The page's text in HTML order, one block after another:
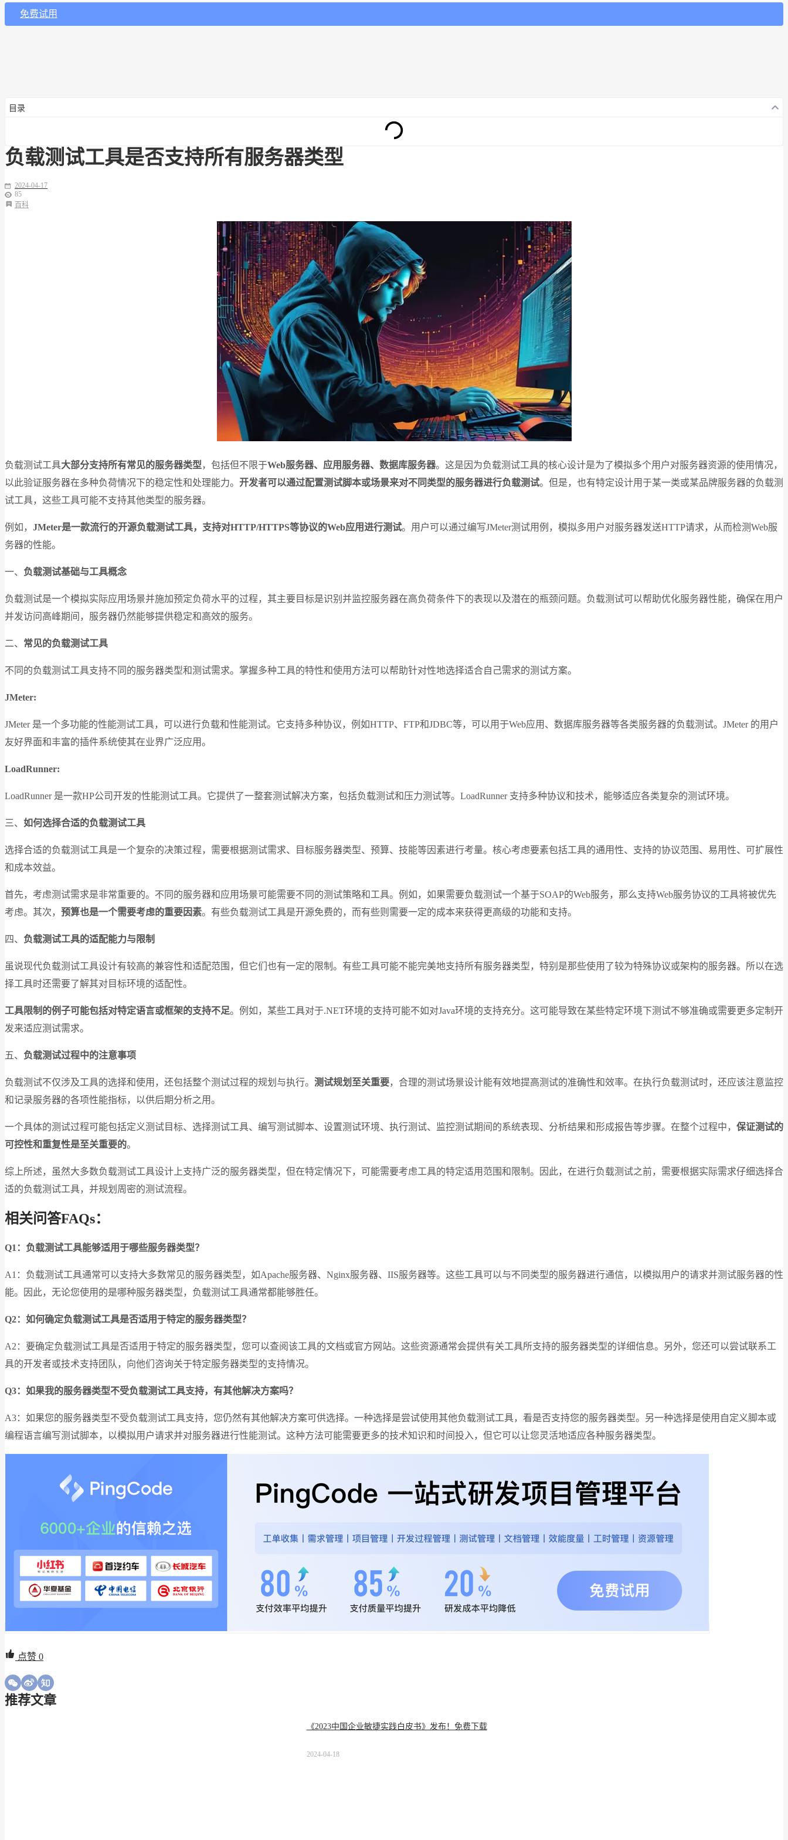
免费试用
目录
负载测试工具是否支持所有服务器类型
2024-04-17
85
百科
负载测试工具大部分支持所有常见的服务器类型，包括但不限于Web服务器、应用服务器、数据库服务器。这是因为负载测试工具的核心设计是为了模拟多个用户对服务器资源的使用情况，
以此验证服务器在多种负荷情况下的稳定性和处理能力。 开发者可以通过配置测试脚本或场景来对不同类型的服务器进行负载测试。但是，也有特定设计用于某一类或某品牌服务器的负载测
试工具，这些工具可能不支持其他类型的服务器。
例如， JMeter是一款流行的开源负载测试工具，支持对HTTP/HTTPS等协议的Web应用进行测试。用户可以通过编写JMeter测试用例，模拟多用户对服务器发送HTTP请求，从而检测Web服
务器的性能。
一、 负载测试基础与工具概念
负载测试是一个模拟实际应用场景并施加预定负荷水平的过程，其主要目标是识别并监控服务器在高负荷条件下的表现以及潜在的瓶颈问题。负载测试可以帮助优化服务器性能，确保在用户
并发访问高峰期间，服务器仍然能够提供稳定和高效的服务。
二、 常见的负载测试工具
不同的负载测试工具支持不同的服务器类型和测试需求。掌握多种工具的特性和使用方法可以帮助针对性地选择适合自己需求的测试方案。
JMeter:
JMeter 是一个多功能的性能测试工具，可以进行负载和性能测试。它支持多种协议，例如HTTP、FTP和JDBC等，可以用于Web应用、数据库服务器等各类服务器的负载测试。JMeter 的用户
友好界面和丰富的插件系统使其在业界广泛应用。
LoadRunner:
LoadRunner 是一款HP公司开发的性能测试工具。它提供了一整套测试解决方案，包括负载测试和压力测试等。LoadRunner 支持多种协议和技术，能够适应各类复杂的测试环境。
三、 如何选择合适的负载测试工具
选择合适的负载测试工具是一个复杂的决策过程，需要根据测试需求、目标服务器类型、预算、技能等因素进行考量。核心考虑要素包括工具的通用性、支持的协议范围、易用性、可扩展性
和成本效益。
首先，考虑测试需求是非常重要的。不同的服务器和应用场景可能需要不同的测试策略和工具。例如，如果需要负载测试一个基于SOAP的Web服务，那么支持Web服务协议的工具将被优先
考虑。其次， 预算也是一个需要考虑的重要因素。有些负载测试工具是开源免费的，而有些则需要一定的成本来获得更高级的功能和支持。
四、 负载测试工具的适配能力与限制
虽说现代负载测试工具设计有较高的兼容性和适配范围，但它们也有一定的限制。有些工具可能不能完美地支持所有服务器类型，特别是那些使用了较为特殊协议或架构的服务器。所以在选
择工具时还需要了解其对目标环境的适配性。
工具限制的例子可能包括对特定语言或框架的支持不足。例如，某些工具对于.NET环境的支持可能不如对Java环境的支持充分。这可能导致在某些特定环境下测试不够准确或需要更多定制开
发来适应测试需求。
五、 负载测试过程中的注意事项
负载测试不仅涉及工具的选择和使用，还包括整个测试过程的规划与执行。 测试规划至关重要，合理的测试场景设计能有效地提高测试的准确性和效率。在执行负载测试时，还应该注意监控
和记录服务器的各项性能指标，以供后期分析之用。
一个具体的测试过程可能包括定义测试目标、选择测试工具、编写测试脚本、设置测试环境、执行测试、监控测试期间的系统表现、分析结果和形成报告等步骤。在整个过程中， 保证测试的
可控性和重复性是至关重要的。
综上所述，虽然大多数负载测试工具设计上支持广泛的服务器类型，但在特定情况下，可能需要考虑工具的特定适用范围和限制。因此，在进行负载测试之前，需要根据实际需求仔细选择合
适的负载测试工具，并规划周密的测试流程。
相关问答FAQs：
Q1：负载测试工具能够适用于哪些服务器类型？
A1：负载测试工具通常可以支持大多数常见的服务器类型，如Apache服务器、Nginx服务器、IIS服务器等。这些工具可以与不同类型的服务器进行通信，以模拟用户的请求并测试服务器的性
能。因此，无论您使用的是哪种服务器类型，负载测试工具通常都能够胜任。
Q2：如何确定负载测试工具是否适用于特定的服务器类型？
A2：要确定负载测试工具是否适用于特定的服务器类型，您可以查阅该工具的文档或官方网站。这些资源通常会提供有关工具所支持的服务器类型的详细信息。另外，您还可以尝试联系工
具的开发者或技术支持团队，向他们咨询关于特定服务器类型的支持情况。
Q3：如果我的服务器类型不受负载测试工具支持，有其他解决方案吗？
A3：如果您的服务器类型不受负载测试工具支持，您仍然有其他解决方案可供选择。一种选择是尝试使用其他负载测试工具，看是否支持您的服务器类型。另一种选择是使用自定义脚本或
编程语言编写测试脚本，以模拟用户请求并对服务器进行性能测试。这种方法可能需要更多的技术知识和时间投入，但它可以让您灵活地适应各种服务器类型。
点赞 0
推荐文章
《2023中国企业敏捷实践白皮书》发布！免费下载
2024-04-18